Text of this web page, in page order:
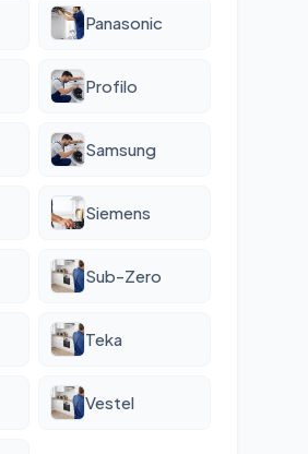
Panasonic
Profilo
Samsung
Siemens
Sub-Zero
Teka
Vestel